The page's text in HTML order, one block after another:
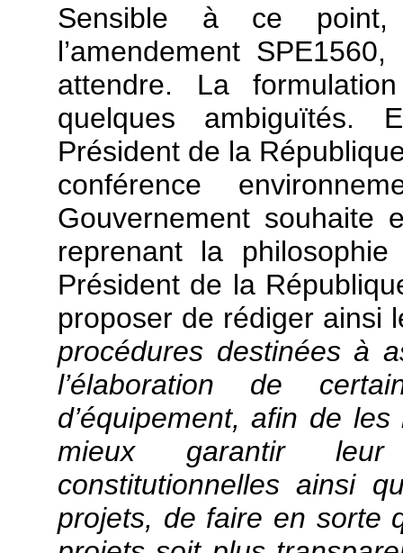
Sensible à ce point,
l’amendement
attendre. La
quelques ambiguïtés.
Président de la
conférence
Gouvernement souhaite
reprenant la
Président de la
proposer de rédiger ainsi
procédures destinées à
l’élaboration de
d’équipement, afin de
mieux garantir leur
constitutionnelles ainsi
projets, de faire en sorte